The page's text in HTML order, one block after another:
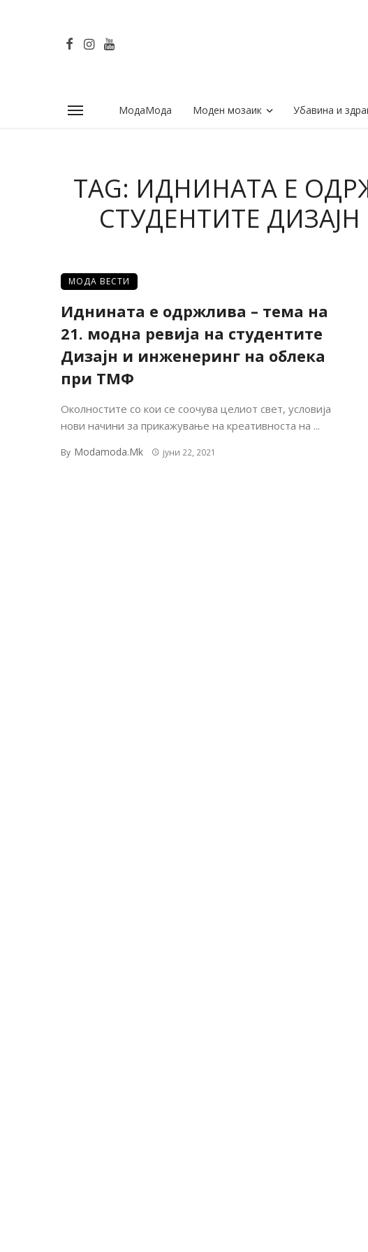
МодаМода Моден мозаик Убавина и
TAG: ИДНИНАТА Е
СТУДЕНТИТЕ
МОДА ВЕСТИ
Иднината е одржлива – тема на
21. модна ревија на студентите
Дизајн и инженеринг на облека
при ТМФ
Околностите со кои се соочува целиот свет, условија
нови начини за прикажување на креативноста на ...
By Modamoda.mk јуни 22, 2021
Алшар –